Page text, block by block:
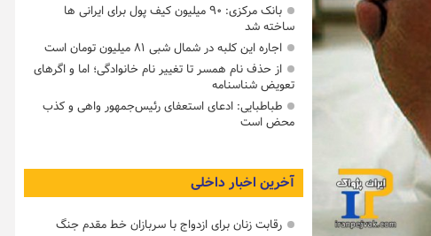
بانک مرکزی: ۹۰ میلیون کیف پول برای ایرانی ها
ساخته شد
اجاره این کلبه در شمال شبی ۸۱ میلیون تومان است
از حذف نام همسر تا تغییر نام خانوادگی؛ اما و اگرهای
تعویض شناسنامه
طباطبایی: ادعای استعفای رئیس‌جمهور واهی و کذب
محض است
آخرین اخبار داخلی
رقابت زنان برای ازدواج با سربازان خط مقدم جنگ